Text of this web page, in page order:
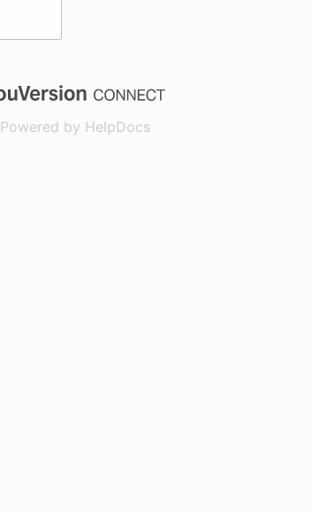
(opens in a new tab)
Powered by HelpDocs